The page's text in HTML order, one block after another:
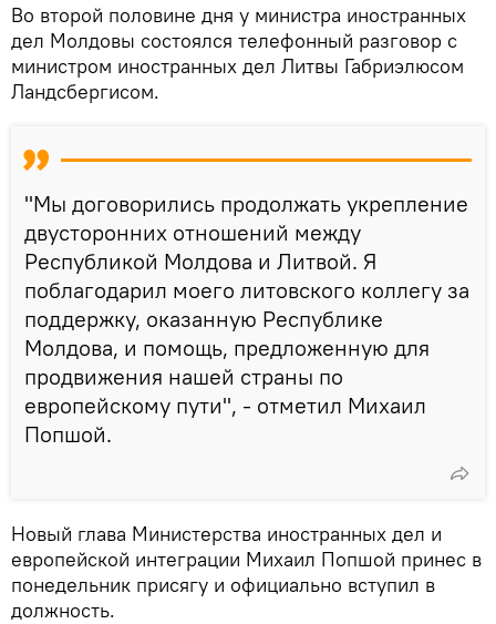
Во второй половине дня у министра иностранных
дел Молдовы состоялся телефонный разговор с
министром иностранных дел Литвы Габриэлюсом
Ландсбергисом.
"Мы договорились продолжать укрепление
двусторонних отношений между
Республикой Молдова и Литвой. Я
поблагодарил моего литовского коллегу за
поддержку, оказанную Республике
Молдова, и помощь, предложенную для
продвижения нашей страны по
европейскому пути", - отметил Михаил
Попшой.
Новый глава Министерства иностранных дел и
европейской интеграции Михаил Попшой принес в
понедельник присягу и официально вступил в
должность.